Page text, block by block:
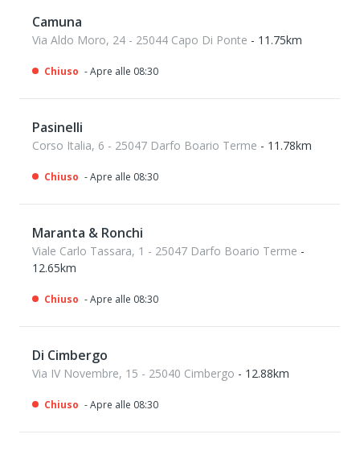
Camuna
Via Aldo Moro, 24 - 25044 Capo Di Ponte - 11.75km
Chiuso - Apre alle 08:30
Pasinelli
Corso Italia, 6 - 25047 Darfo Boario Terme - 11.78km
Chiuso - Apre alle 08:30
Maranta & Ronchi
Viale Carlo Tassara, 1 - 25047 Darfo Boario Terme -
12.65km
Chiuso - Apre alle 08:30
Di Cimbergo
Via IV Novembre, 15 - 25040 Cimbergo - 12.88km
Chiuso - Apre alle 08:30